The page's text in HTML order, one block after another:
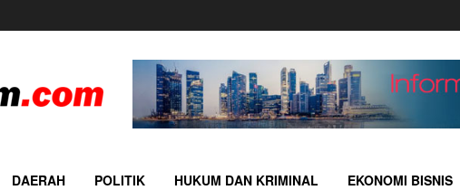
DAERAH POLITIK HUKUM DAN KRIMINAL EKONOMI BISNIS